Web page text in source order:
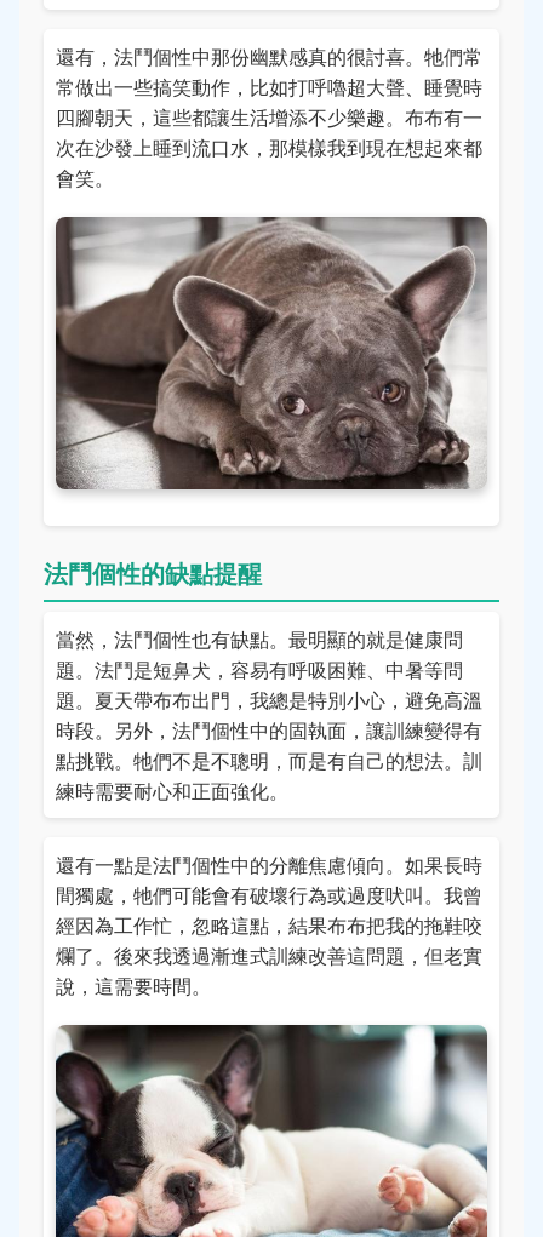
還有，法鬥個性中那份幽默感真的很討喜。牠們常
常做出一些搞笑動作，比如打呼嚕超大聲、睡覺時
四腳朝天，這些都讓生活增添不少樂趣。布布有一
次在沙發上睡到流口水，那模樣我到現在想起來都
會笑。
法鬥個性的缺點提醒
當然，法鬥個性也有缺點。最明顯的就是健康問
題。法鬥是短鼻犬，容易有呼吸困難、中暑等問
題。夏天帶布布出門，我總是特別小心，避免高溫
時段。另外，法鬥個性中的固執面，讓訓練變得有
點挑戰。牠們不是不聰明，而是有自己的想法。訓
練時需要耐心和正面強化。
還有一點是法鬥個性中的分離焦慮傾向。如果長時
間獨處，牠們可能會有破壞行為或過度吠叫。我曾
經因為工作忙，忽略這點，結果布布把我的拖鞋咬
爛了。後來我透過漸進式訓練改善這問題，但老實
說，這需要時間。